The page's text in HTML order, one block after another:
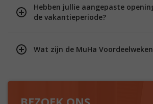
Hebben jullie aangepaste
de vakantieperiode?
Wat zijn de MuHa